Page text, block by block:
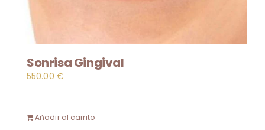
Sonrisa Gingival
550.00 €
Añadir al carrito